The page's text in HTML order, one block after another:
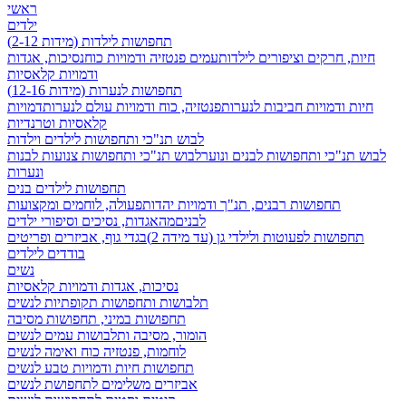
ראשי
ילדים
תחפושות לילדות (מידות 2-12)
חיות, חרקים וציפורים לילדותעמים פנטזיה ודמויות כוחנסיכות, אגדות
ודמויות קלאסיות
תחפושות לנערות (מידות 12-16)
חיות ודמויות חביבות לנערותפנטזיה, כוח ודמויות עולם לנערותדמויות
קלאסיות וטרנדיות
לבוש תנ"כי ותחפושות לילדים וילדות
לבוש תנ"כי ותחפושות לבנים ונוערלבוש תנ"כי ותחפושות צנועות לבנות
ונערות
תחפושות לילדים בנים
תחפושות רבנים, תנ"ך ודמויות יהדותפעולה, לוחמים ומקצועות
לבניםמהאגדות, נסיכים וסיפורי ילדים
תחפושות לפעוטות ולילדי גן (עד מידה 2)
בגדי גוף, אביזרים ופריטים
בודדים לילדים
נשים
נסיכות, אגדות ודמויות קלאסיות
תלבושות ותחפושות תקופתיות לנשים
תחפושות במיני, תחפושות מסיבה
הומור, מסיבה ותלבושות עמים לנשים
לוחמות, פנטזיה כוח ואימה לנשים
תחפושות חיות ודמויות טבע לנשים
אביזרים משלימים לתחפושת לנשים